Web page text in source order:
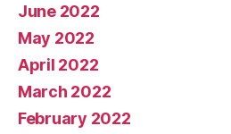
June 2022
May 2022
April 2022
March 2022
February 2022